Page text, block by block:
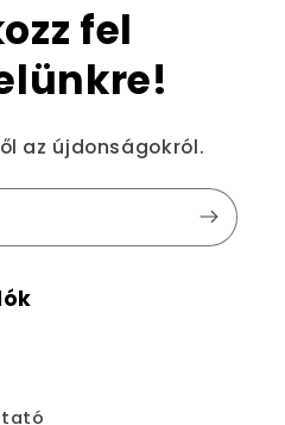
fel
az újdonságokról.